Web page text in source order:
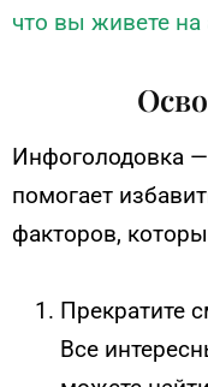
что вы живете на
Инфоголодовка —
помогает
факторов,
Прекратите
Все